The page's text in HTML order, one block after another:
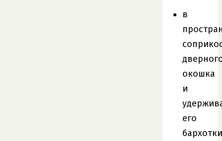
в
окошка
и
его
бархотки